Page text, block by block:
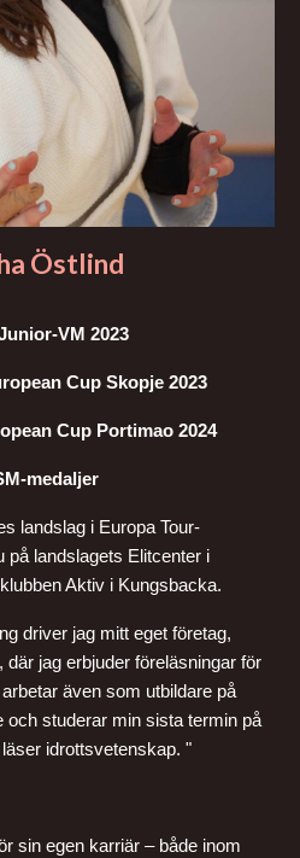
Östlind
VM 2023
Cup Skopje 2023
Cup Portimao 2024
medaljer
landslag i Europa Tour-
på landslagets Elitcenter i
Aktiv i Kungsbacka.
driver jag mitt eget företag,
, där jag erbjuder föreläsningar för
även som utbildare på
och studerar min sista termin på
idrottsvetenskap. "
sin egen karriär – både inom